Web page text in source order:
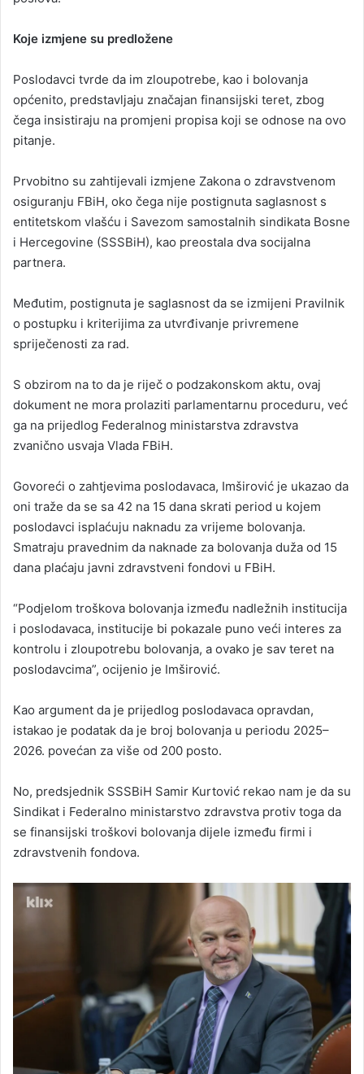
Koje izmjene su predložene
Poslodavci tvrde da im zloupotrebe, kao i bolovanja
općenito, predstavljaju značajan finansijski teret, zbog
čega insistiraju na promjeni propisa koji se odnose na ovo
pitanje.
Prvobitno su zahtijevali izmjene Zakona o zdravstvenom
osiguranju FBiH, oko čega nije postignuta saglasnost s
entitetskom vlašću i Savezom samostalnih sindikata Bosne
i Hercegovine (SSSBiH), kao preostala dva socijalna
partnera.
Međutim, postignuta je saglasnost da se izmijeni Pravilnik
o postupku i kriterijima za utvrđivanje privremene
spriječenosti za rad.
S obzirom na to da je riječ o podzakonskom aktu, ovaj
dokument ne mora prolaziti parlamentarnu proceduru, već
ga na prijedlog Federalnog ministarstva zdravstva
zvanično usvaja Vlada FBiH.
Govoreći o zahtjevima poslodavaca, Imširović je ukazao da
oni traže da se sa 42 na 15 dana skrati period u kojem
poslodavci isplaćuju naknadu za vrijeme bolovanja.
Smatraju pravednim da naknade za bolovanja duža od 15
dana plaćaju javni zdravstveni fondovi u FBiH.
“Podjelom troškova bolovanja između nadležnih institucija
i poslodavaca, institucije bi pokazale puno veći interes za
kontrolu i zloupotrebu bolovanja, a ovako je sav teret na
poslodavcima”, ocijenio je Imširović.
Kao argument da je prijedlog poslodavaca opravdan,
istakao je podatak da je broj bolovanja u periodu 2025–
2026. povećan za više od 200 posto.
No, predsjednik SSSBiH Samir Kurtović rekao nam je da su
Sindikat i Federalno ministarstvo zdravstva protiv toga da
se finansijski troškovi bolovanja dijele između firmi i
zdravstvenih fondova.